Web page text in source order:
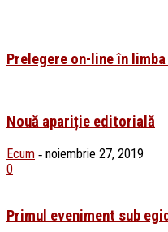
Prelegere on-line în
Nouă apariție editorială
Ecum - noiembrie 27, 2019
0
Primul eveniment sub